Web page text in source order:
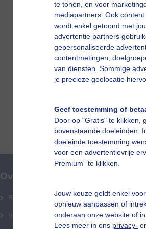
te tonen, en voor
mediapartners. Ook
wordt enkel getoond met
advertentie partners
gepersonaliseerde
contentmetingen,
van diensten. Sommige
je precieze geolocatie
Geef toestemming of
Door op "Gratis" te klikken,
bovenstaande doeleinden.
doeleinde toestemming
voor een advertentievrije
Premium” te klikken.
Jouw keuze geldt enkel
opnieuw aanpassen of
onderaan onze website of
Lees meer in ons privacy-
Wolken Dieren
Bekijk slideshow
Over Buienradar
Bedrijfsgegevens
Veelgestelde vragen